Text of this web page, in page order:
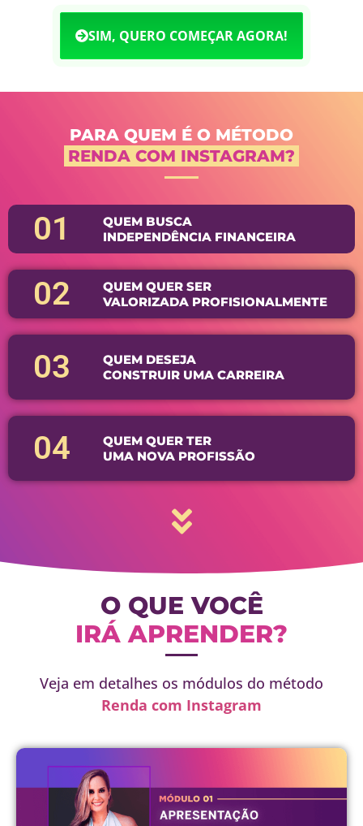
SIM, QUERO COMEÇAR AGORA!
PARA QUEM É O MÉTODO
RENDA COM INSTAGRAM?
01
QUEM BUSCA
INDEPENDÊNCIA FINANCEIRA
02
QUEM QUER SER
VALORIZADA PROFISIONALMENTE
03
QUEM DESEJA
CONSTRUIR UMA CARREIRA
04
QUEM QUER TER
UMA NOVA PROFISSÃO
O QUE VOCÊ
IRÁ APRENDER?
Veja em detalhes os módulos do método
Renda com Instagram